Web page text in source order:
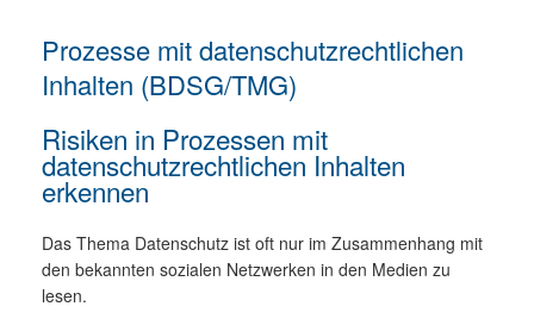
Prozesse mit datenschutzrechtlichen
Inhalten (BDSG/TMG)
Risiken in Prozessen mit
datenschutzrechtlichen Inhalten
erkennen
Das Thema Datenschutz ist oft nur im Zusammenhang mit
den bekannten sozialen Netzwerken in den Medien zu
lesen.